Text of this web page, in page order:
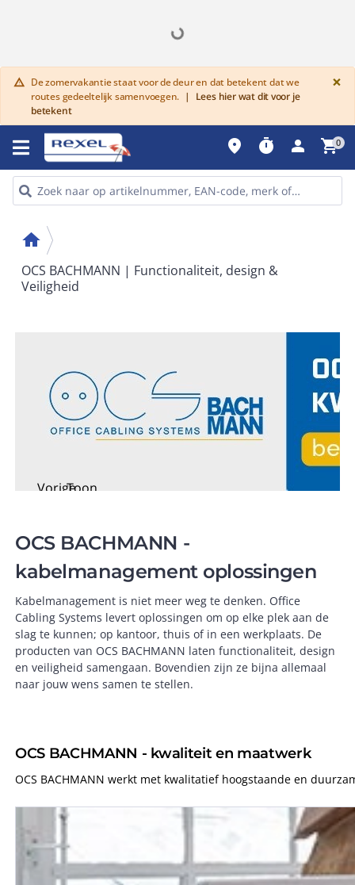
warning De zomervakantie staat voor de deur en dat betekent dat we
routes gedeeltelijk samenvoegen. |
Lees hier wat dit voor je
betekent
×
place timer person shopping_cart0
home
OCS BACHMANN | Functionaliteit, design &
Veiligheid
VorigeToon
OCS BACHMANN -
kabelmanagement oplossingen
Kabelmanagement is niet meer weg te denken. Office
Cabling Systems levert oplossingen om op elke plek aan de
slag te kunnen; op kantoor, thuis of in een werkplaats. De
producten van OCS BACHMANN laten functionaliteit, design
en veiligheid samengaan. Bovendien zijn ze bijna allemaal
naar jouw wens samen te stellen.
OCS BACHMANN - kwaliteit en maatwerk
OCS BACHMANN werkt met kwalitatief hoogstaande en